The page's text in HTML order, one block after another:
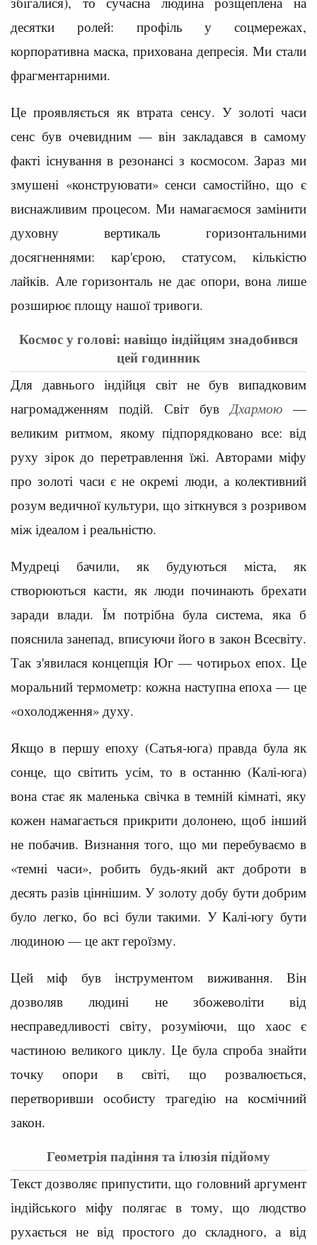
десятки ролей: профіль у соцмережах,
корпоративна маска, прихована депресія. Ми стали
фрагментарними.
Це проявляється як втрата сенсу. У золоті часи
сенс був очевидним — він закладався в самому
факті існування в резонансі з космосом. Зараз ми
змушені «конструювати» сенси самостійно, що є
виснажливим процесом. Ми намагаємося замінити
духовну вертикаль горизонтальними
досягненнями: кар'єрою, статусом, кількістю
лайків. Але горизонталь не дає опори, вона лише
розширює площу нашої тривоги.
Космос у голові: навіщо індійцям знадобився
цей годинник
Для давнього індійця світ не був випадковим
нагромадженням подій. Світ був Дхармою —
великим ритмом, якому підпорядковано все: від
руху зірок до перетравлення їжі. Авторами міфу
про золоті часи є не окремі люди, а колективний
розум ведичної культури, що зіткнувся з розривом
між ідеалом і реальністю.
Мудреці бачили, як будуються міста, як
створюються касти, як люди починають брехати
заради влади. Їм потрібна була система, яка б
пояснила занепад, вписуючи його в закон Всесвіту.
Так з'явилася концепція Юг — чотирьох епох. Це
моральний термометр: кожна наступна епоха — це
«охолодження» духу.
Якщо в першу епоху (Сатья-юга) правда була як
сонце, що світить усім, то в останню (Калі-юга)
вона стає як маленька свічка в темній кімнаті, яку
кожен намагається прикрити долонею, щоб інший
не побачив. Визнання того, що ми перебуваємо в
«темні часи», робить будь-який акт доброти в
десять разів ціннішим. У золоту добу бути добрим
було легко, бо всі були такими. У Калі-югу бути
людиною — це акт героїзму.
Цей міф був інструментом виживання. Він
дозволяв людині не збожеволіти від
несправедливості світу, розуміючи, що хаос є
частиною великого циклу. Це була спроба знайти
точку опори в світі, що розвалюється,
перетворивши особисту трагедію на космічний
закон.
Геометрія падіння та ілюзія підйому
Текст дозволяє припустити, що головний аргумент
індійського міфу полягає в тому, що людство
рухається не від простого до складного, а від